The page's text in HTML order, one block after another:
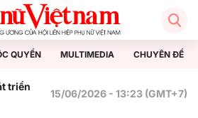
QUYỀN MULTIMEDIA CHUYÊN ĐỀ
triển
15/06/2026 - 13:23 (GMT+7)